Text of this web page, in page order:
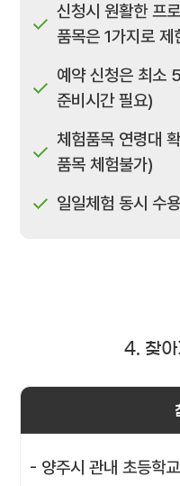
신청시 원활한 프
품목은 1가지로 제
예약 신청은 최소
준비시간 필요)
체험품목 연령대
품목 체험불가)
일일체험 동시 수
4. 찾아
- 양주시 관내 초등학교